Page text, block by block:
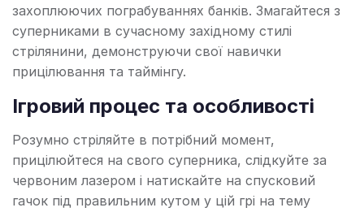
захоплюючих пограбуваннях банків. Змагайтеся з
суперниками в сучасному західному стилі
стрілянини, демонструючи свої навички
прицілювання та таймінгу.
Ігровий процес та особливості
Розумно стріляйте в потрібний момент,
прицілюйтеся на свого суперника, слідкуйте за
червоним лазером і натискайте на спусковий
гачок під правильним кутом у цій грі на тему